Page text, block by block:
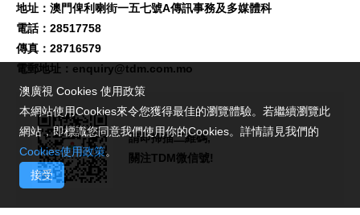
地址：澳門俾利喇街一五七號A傳訊事務及多媒體科
電話：28517758
傳真：28716579
電郵地址： enquiry@tdm.com.mo
請即掃描二維碼,
關注TDM微信號!
澳廣視 Cookies 使用政策
本網站使用Cookies來令您獲得最佳的瀏覽體驗。若繼續瀏覽此
網站，即標識您同意我們使用你的Cookies。詳情請見我們的
Cookies使用政策。
接受